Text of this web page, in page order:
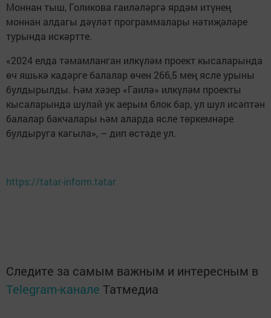
Моннан тыш, Голикова гаиләләргә ярдәм итүнең
моннан алдагы дәүләт программалары нәтиҗәләре
турында искәртте.
«2024 елда тәмамланган илкүләм проект кысаларында
өч яшькә кадәрге балалар өчен 266,5 мең ясле урыны
булдырылды. Һәм хәзер «Гаилә» илкүләм проекты
кысаларында шулай ук аерым блок бар, ул шул исәптән
балалар бакчалары һәм аларда ясле төркемнәре
булдыруга кагыла», – дип өстәде ул.
https://tatar-inform.tatar
Следите за самым важным и интересным в
Telegram-канале Татмедиа